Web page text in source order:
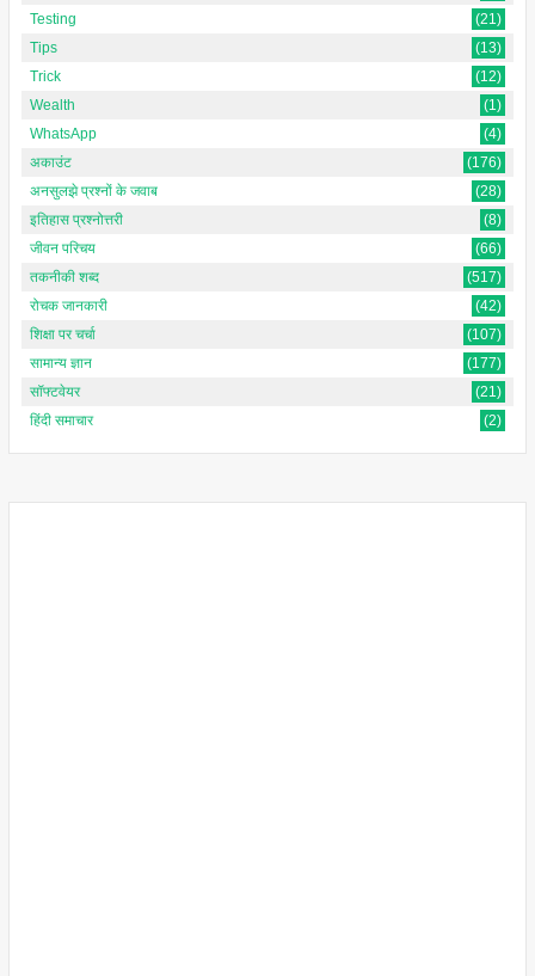
Testing
(21)
Tips
(13)
Trick
(12)
Wealth
(1)
WhatsApp
(4)
अकाउंट
(176)
अनसुलझे प्रश्नों के जवाब
(28)
इतिहास प्रश्नोत्तरी
(8)
जीवन परिचय
(66)
तकनीकी शब्द
(517)
रोचक जानकारी
(42)
शिक्षा पर चर्चा
(107)
सामान्य ज्ञान
(177)
सॉफ्टवेयर
(21)
हिंदी समाचार
(2)